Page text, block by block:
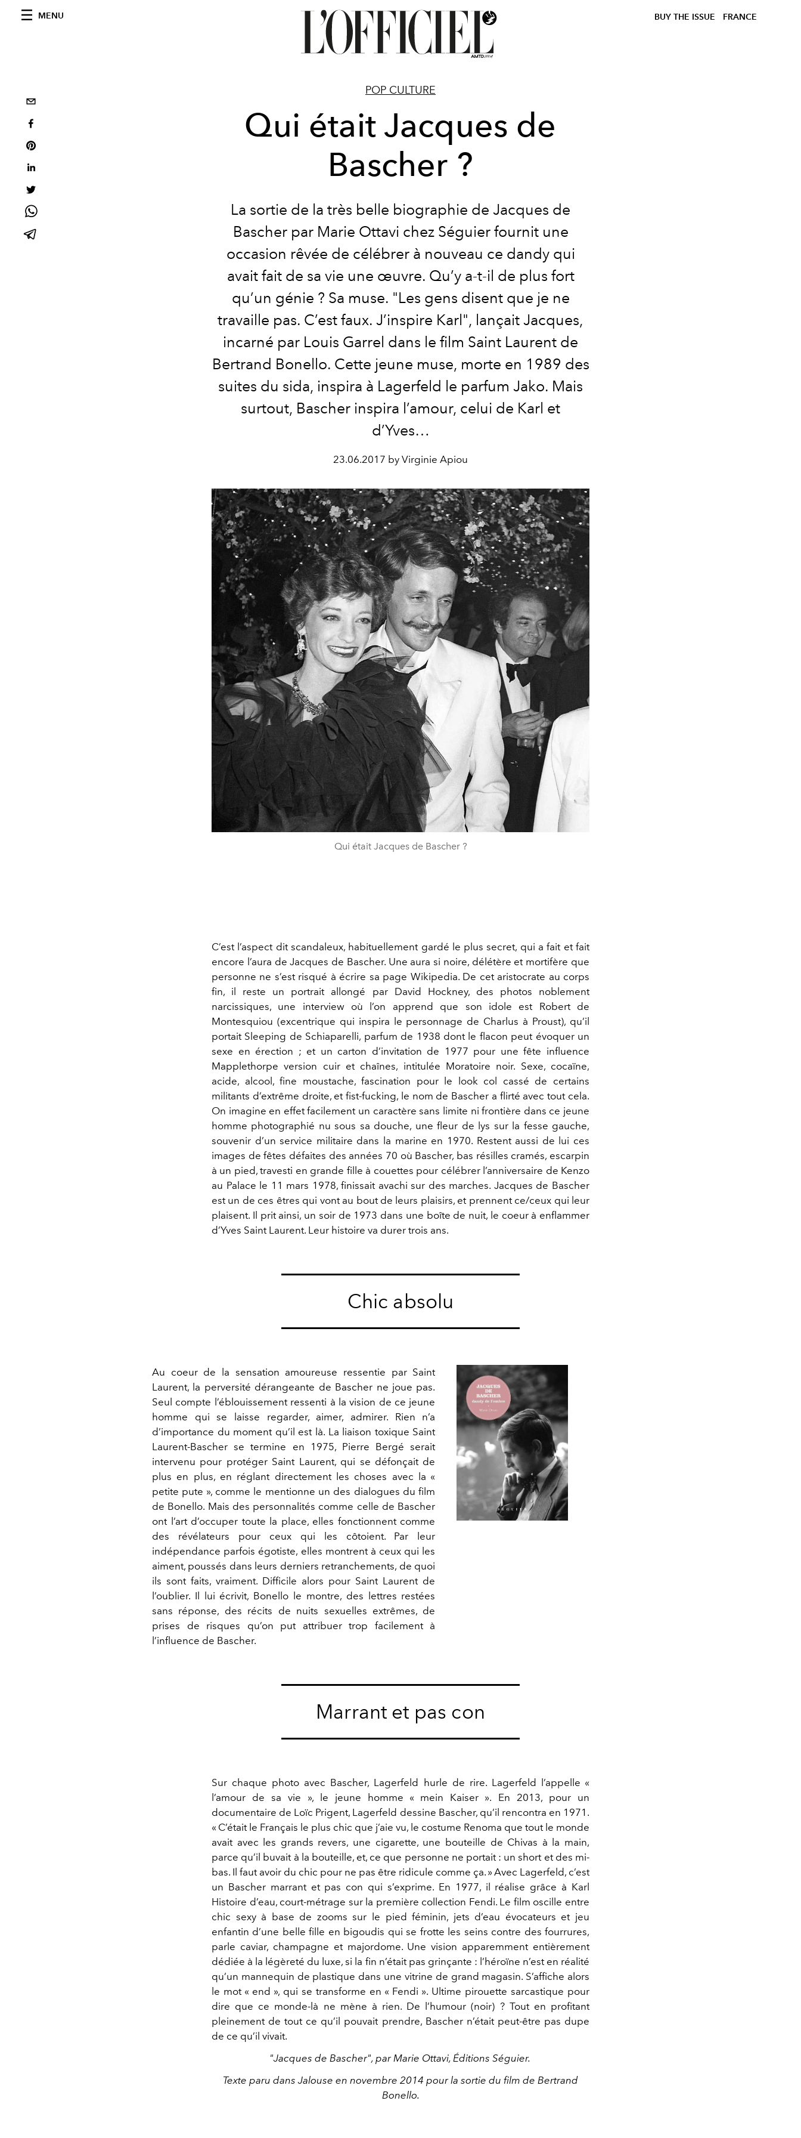
MENU BUY THE ISSUE FRANCE
POP CULTURE
Qui était Jacques de
Bascher ?
La sortie de la très belle biographie de Jacques de
Bascher par Marie Ottavi chez Séguier fournit une
occasion rêvée de célébrer à nouveau ce dandy qui
avait fait de sa vie une œuvre. Qu’y a-t-il de plus fort
qu’un génie ? Sa muse. "Les gens disent que je ne
travaille pas. C’est faux. J’inspire Karl", lançait Jacques,
incarné par Louis Garrel dans le film Saint Laurent de
Bertrand Bonello. Cette jeune muse, morte en 1989 des
suites du sida, inspira à Lagerfeld le parfum Jako. Mais
surtout, Bascher inspira l’amour, celui de Karl et
d’Yves…
23.06.2017 by Virginie Apiou
Qui était Jacques de Bascher ?
C’est l’aspect dit scandaleux, habituellement gardé le plus secret, qui a fait et fait
encore l’aura de Jacques de Bascher. Une aura si noire, délétère et mortifère que
personne ne s’est risqué à écrire sa page Wikipedia. De cet aristocrate au corps
fin, il reste un portrait allongé par David Hockney, des photos noblement
narcissiques, une interview où l’on apprend que son idole est Robert de
Montesquiou (excentrique qui inspira le personnage de Charlus à Proust), qu’il
portait Sleeping de Schiaparelli, parfum de 1938 dont le flacon peut évoquer un
sexe en érection ; et un carton d’invitation de 1977 pour une fête influence
Mapplethorpe version cuir et chaînes, intitulée Moratoire noir. Sexe, cocaïne,
acide, alcool, fine moustache, fascination pour le look col cassé de certains
militants d’extrême droite, et fist-fucking, le nom de Bascher a flirté avec tout cela.
On imagine en effet facilement un caractère sans limite ni frontière dans ce jeune
homme photographié nu sous sa douche, une fleur de lys sur la fesse gauche,
souvenir d’un service militaire dans la marine en 1970. Restent aussi de lui ces
images de fêtes défaites des années 70 où Bascher, bas résilles cramés, escarpin
à un pied, travesti en grande fille à couettes pour célébrer l’anniversaire de Kenzo
au Palace le 11 mars 1978, finissait avachi sur des marches. Jacques de Bascher
est un de ces êtres qui vont au bout de leurs plaisirs, et prennent ce/ceux qui leur
plaisent. Il prit ainsi, un soir de 1973 dans une boîte de nuit, le coeur à enflammer
d’Yves Saint Laurent. Leur histoire va durer trois ans.
Chic absolu
Au coeur de la sensation amoureuse ressentie par Saint
Laurent, la perversité dérangeante de Bascher ne joue pas.
Seul compte l’éblouissement ressenti à la vision de ce jeune
homme qui se laisse regarder, aimer, admirer. Rien n’a
d’importance du moment qu’il est là. La liaison toxique Saint
Laurent-Bascher se termine en 1975, Pierre Bergé serait
intervenu pour protéger Saint Laurent, qui se défonçait de
plus en plus, en réglant directement les choses avec la «
petite pute », comme le mentionne un des dialogues du film
de Bonello. Mais des personnalités comme celle de Bascher
ont l’art d’occuper toute la place, elles fonctionnent comme
des révélateurs pour ceux qui les côtoient. Par leur
indépendance parfois égotiste, elles montrent à ceux qui les
aiment, poussés dans leurs derniers retranchements, de quoi
ils sont faits, vraiment. Difficile alors pour Saint Laurent de
l’oublier. Il lui écrivit, Bonello le montre, des lettres restées
sans réponse, des récits de nuits sexuelles extrêmes, de
prises de risques qu’on put attribuer trop facilement à
l’influence de Bascher.
Marrant et pas con
Sur chaque photo avec Bascher, Lagerfeld hurle de rire. Lagerfeld l’appelle «
l’amour de sa vie », le jeune homme « mein Kaiser ». En 2013, pour un
documentaire de Loïc Prigent, Lagerfeld dessine Bascher, qu’il rencontra en 1971.
« C’était le Français le plus chic que j’aie vu, le costume Renoma que tout le monde
avait avec les grands revers, une cigarette, une bouteille de Chivas à la main,
parce qu’il buvait à la bouteille, et, ce que personne ne portait : un short et des mi-
bas. Il faut avoir du chic pour ne pas être ridicule comme ça. » Avec Lagerfeld, c’est
un Bascher marrant et pas con qui s’exprime. En 1977, il réalise grâce à Karl
Histoire d’eau, court-métrage sur la première collection Fendi. Le film oscille entre
chic sexy à base de zooms sur le pied féminin, jets d’eau évocateurs et jeu
enfantin d’une belle fille en bigoudis qui se frotte les seins contre des fourrures,
parle caviar, champagne et majordome. Une vision apparemment entièrement
dédiée à la légèreté du luxe, si la fin n’était pas grinçante : l’héroïne n’est en réalité
qu’un mannequin de plastique dans une vitrine de grand magasin. S’affiche alors
le mot « end », qui se transforme en « Fendi ». Ultime pirouette sarcastique pour
dire que ce monde-là ne mène à rien. De l’humour (noir) ? Tout en profitant
pleinement de tout ce qu’il pouvait prendre, Bascher n’était peut-être pas dupe
de ce qu’il vivait.
"Jacques de Bascher", par Marie Ottavi, Éditions Séguier.
Texte paru dans Jalouse en novembre 2014 pour la sortie du film de Bertrand
Bonello.